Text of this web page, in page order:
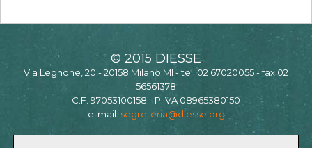
© 2015 DIESSE
Via Legnone, 20 - 20158 Milano MI - tel. 02 67020055 - fax 02
56561378
C.F. 97053100158 - P.IVA 08965380150
e-mail: segreteria@diesse.org